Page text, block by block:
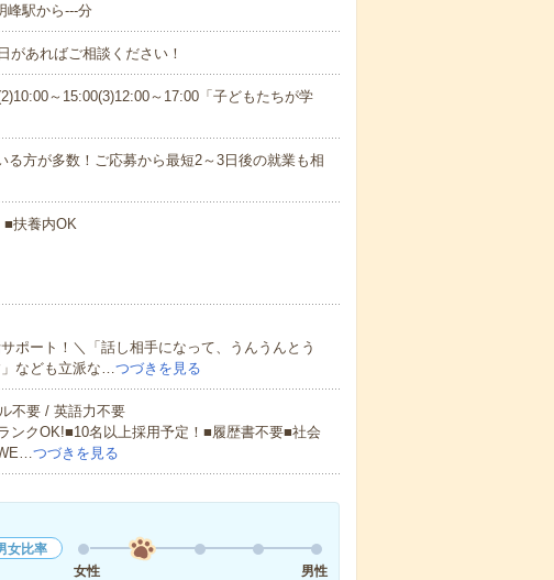
峰駅から---分
があればご相談ください！
～15:00(3)12:00～17:00「子どもたちが学
る方が多数！ご応募から最短2～3日後の就業も相
扶養内OK
ポート！＼「話し相手になって、うんうんとう
」なども立派な…つづきを見る
不要 / 英語力不要
ンクOK!■10名以上採用予定！■履歴書不要■社会
つづきを見る
女比率
女性
男性